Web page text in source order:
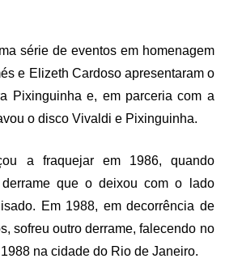
série de eventos em homenagem
e Elizeth Cardoso apresentaram o
Pixinguinha e, em parceria com a
o disco Vivaldi e Pixinguinha.
a fraquejar em 1986, quando
que o deixou com o lado
Em 1988, em decorrência de
sofreu outro derrame, falecendo no
na cidade do Rio de Janeiro.